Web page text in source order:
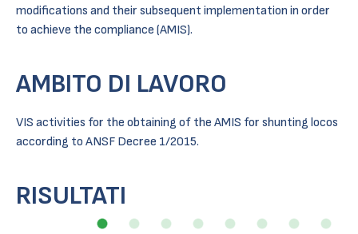
modifications and their subsequent implementation in order
to achieve the compliance (AMIS).
AMBITO DI LAVORO
VIS activities for the obtaining of the AMIS for shunting locos
according to ANSF Decree 1/2015.
RISULTATI